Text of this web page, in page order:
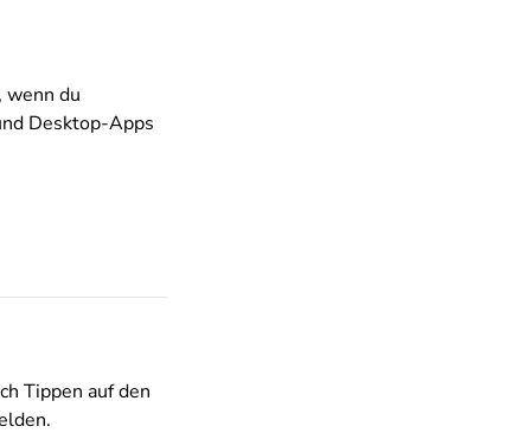
du
Desktop-Apps
Tippen auf den